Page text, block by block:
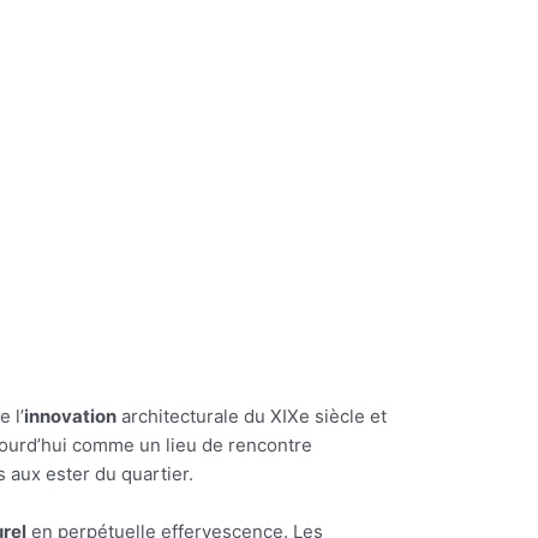
l’innovation architecturale du XIXe siècle et
comme un lieu de rencontre
aux ester du quartier.
en perpétuelle effervescence. Les